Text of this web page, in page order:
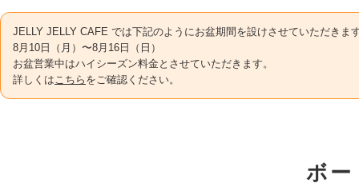
JELLY JELLY CAFE では下記のようにお盆期間を設けさせていただきま
8月10日（月）〜8月16日（日）
お盆営業中はハイシーズン料金とさせていただきます。
詳しくはこちら をご確認ください。
ボー